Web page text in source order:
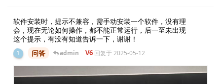
软件安装时，提示不兼容，需手动安装一个软件，没有理
会，现在无论如何操作，都不能正常运行，后一至未出现
这个提示，有没有知道告诉一下，谢谢！
1 问答 admin V6 回复于2025-05-12